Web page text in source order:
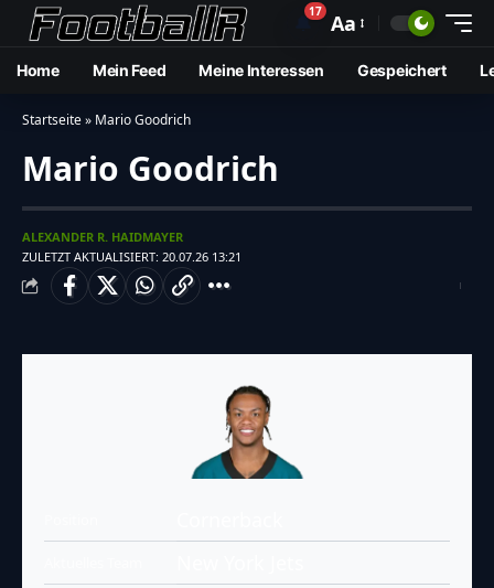
🔔17 Aa
Home Mein Feed Meine Interessen Gespeichert
Startseite» Mario Goodrich
Mario Goodrich
ZULETZT AKTUALISIERT: 20.07.26 13:21
ALEXANDER R. HAIDMAYER